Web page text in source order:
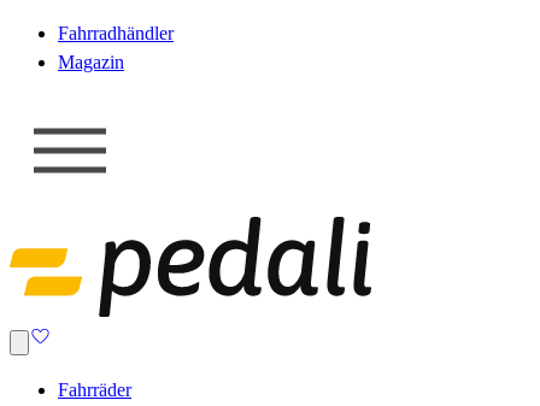
Fahrradhändler
Magazin
Fahrräder